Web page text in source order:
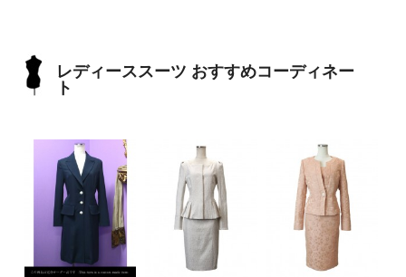
レディーススーツ おすすめコーディネー
ト